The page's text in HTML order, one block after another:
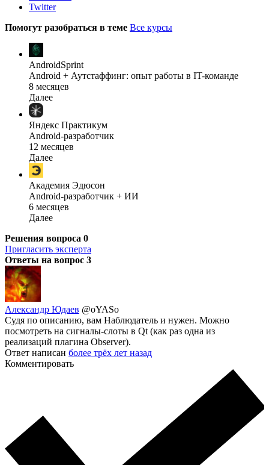
Twitter
Помогут разобраться в теме Все курсы
AndroidSprint
Android + Аутстаффинг: опыт работы в IT-команде
8 месяцев
Далее
Яндекс Практикум
Android-разработчик
12 месяцев
Далее
Академия Эдюсон
Android-разработчик + ИИ
6 месяцев
Далее
Решения вопроса 0
Пригласить эксперта
Ответы на вопрос 3
Александр Юдаев @oYASo
Судя по описанию, вам Наблюдатель и нужен. Можно
посмотреть на сигналы-слоты в Qt (как раз одна из
реализаций плагина Observer).
Ответ написан более трёх лет назад
Комментировать